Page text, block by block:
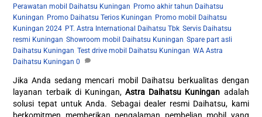
Perawatan mobil Daihatsu Kuningan Promo akhir tahun Daihatsu
Kuningan Promo Daihatsu Terios Kuningan Promo mobil Daihatsu
Kuningan 2024 PT. Astra International Daihatsu Tbk ,Servis Daihatsu
resmi Kuningan ,Showroom mobil Daihatsu Kuningan ,Spare part asli
Daihatsu Kuningan ,Test drive mobil Daihatsu Kuningan ,WA Astra
Daihatsu Kuningan 0
Jika Anda sedang mencari mobil Daihatsu berkualitas dengan
layanan terbaik di Kuningan,Astra Daihatsu Kuningan adalah
solusi tepat untuk Anda. Sebagai dealer resmi Daihatsu, kami